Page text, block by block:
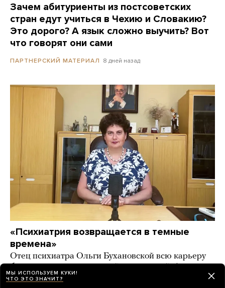
Зачем абитуриенты из постсоветских
стран едут учиться в Чехию и Словакию?
Это дорого? А язык сложно выучить? Вот
что говорят они сами
ПАРТНЕРСКИЙ МАТЕРИАЛ 8 дней назад
«Психиатрия возвращается в темные
времена»
Отец психиатра Ольги Бухановской всю карьеру
боролся со стигматизацией транслюдей. А его
дочь призывает бороться с «эпидемией
МЫ ИСПОЛЬЗУЕМ КУКИ!
ЧТО ЭТО ЗНАЧИТ?